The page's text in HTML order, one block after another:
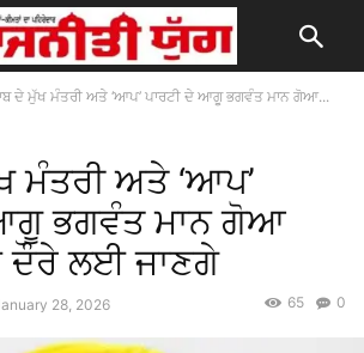
ਦੇ ਮੁੱਖ ਮੰਤਰੀ ਅਤੇ ‘ਆਪ’ ਪਾਰਟੀ ਦੇ ਆਗੂ ਭਗਵੰਤ ਮਾਨ ਗੋਆ...
ਮੰਤਰੀ ਅਤੇ ‘ਆਪ’
ਭਗਵੰਤ ਮਾਨ ਗੋਆ
ਦੌਰੇ ਲਈ ਜਾਣਗੇ
28, 2026 0
65